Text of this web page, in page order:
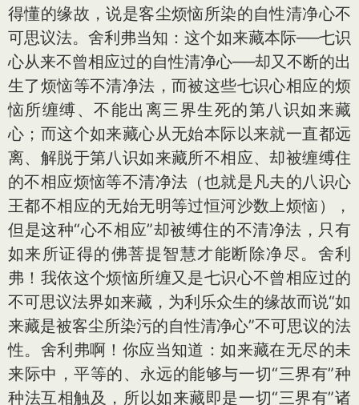
得懂的缘故，说是客尘烦恼所染的自性清净心不
可思议法。舍利弗当知：这个如来藏本际──七识
心从来不曾相应过的自性清净心──却又不断的出
生了烦恼等不清净法，而被这些七识心相应的烦
恼所缠缚、不能出离三界生死的第八识如来藏
心；而这个如来藏心从无始本际以来就一直都远
离、解脱于第八识如来藏所不相应、却被缠缚住
的不相应烦恼等不清净法（也就是凡夫的八识心
王都不相应的无始无明等过恒河沙数上烦恼），
但是这种“心不相应”却被缚住的不清净法，只有
如来所证得的佛菩提智慧才能断除净尽。舍利
弗！我依这个烦恼所缠又是七识心不曾相应过的
不可思议法界如来藏，为利乐众生的缘故而说“如
来藏是被客尘所染污的自性清净心”不可思议的法
性。舍利弗啊！你应当知道：如来藏在无尽的未
来际中，平等的、永远的能够与一切“三界有”种
种法互相触及，所以如来藏即是一切“三界有”诸